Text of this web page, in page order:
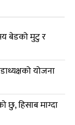
बेडको मुटु र
योजना
छु, हिसाब माग्दा